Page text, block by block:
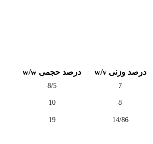
درصد وزنی w/v درصد حجمی w/w
7
8/5
8
10
14/86
19